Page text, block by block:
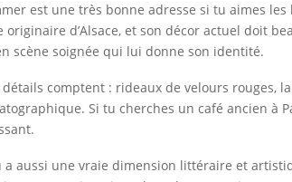
est une très bonne adresse si tu aimes
originaire d’Alsace, et son décor actuel doit
scène soignée qui lui donne son identité.
détails comptent : rideaux de velours rouges,
Si tu cherches un café ancien à
a aussi une vraie dimension littéraire et